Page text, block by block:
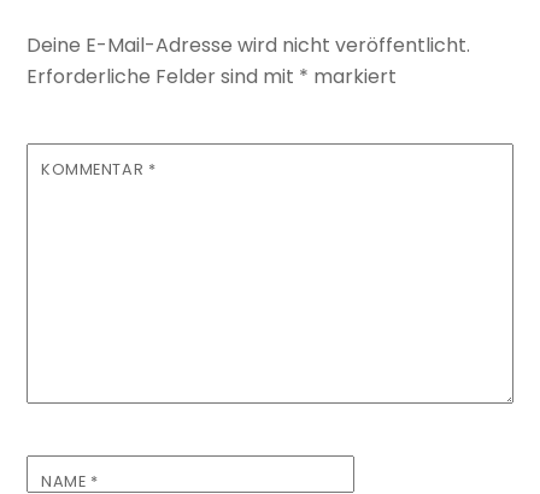
Deine E-Mail-Adresse wird nicht veröffentlicht.
Erforderliche Felder sind mit * markiert
KOMMENTAR *
NAME *